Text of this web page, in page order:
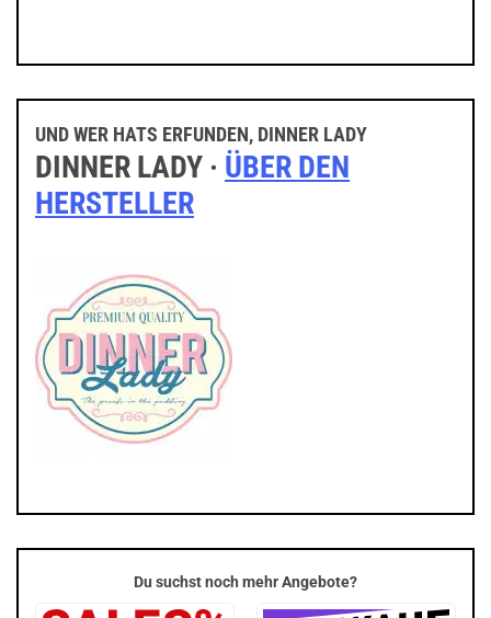
UND WER HATS ERFUNDEN, DINNER LADY
DINNER LADY · ÜBER DEN
HERSTELLER
Du suchst noch mehr Angebote?